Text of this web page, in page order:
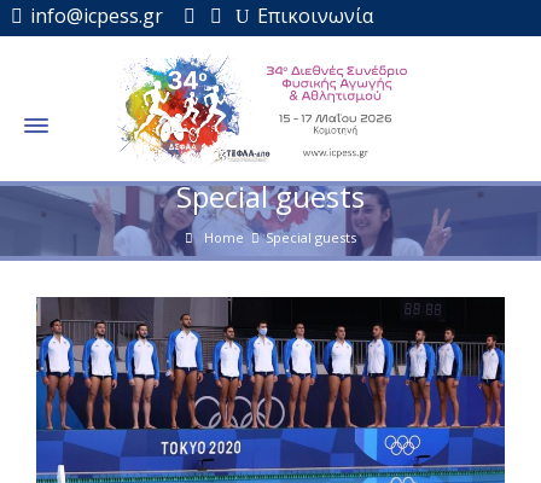
info@icpess.gr Επικοινωνία
Special guests
Home Special guests